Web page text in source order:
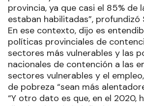
provincia, ya que casi el 85% de
estaban habilitadas”, profundizó
En ese contexto, dijo es
políticas provinciales de
sectores más vulnerables y las
nacionales de contención a las
sectores vulnerables y el
de pobreza “sean más
“Y otro dato es que, en el 2020,